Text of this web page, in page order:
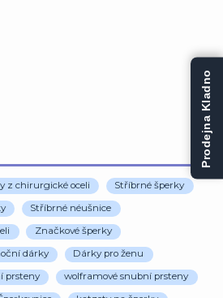
z chirurgické oceli Stříbrné šperky
Stříbrné néušnice
Značkové šperky
dárky Dárky pro ženu
prsteny wolframové snubní prsteny
Prodejna Kladno